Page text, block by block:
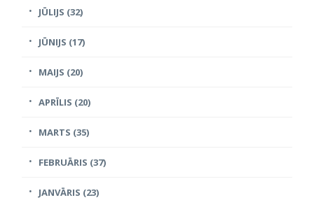
JŪLIJS (32)
JŪNIJS (17)
MAIJS (20)
APRĪLIS (20)
MARTS (35)
FEBRUĀRIS (37)
JANVĀRIS (23)